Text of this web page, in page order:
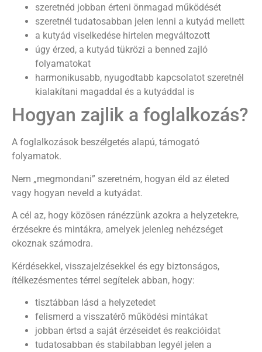
szeretnéd jobban érteni önmagad működését
szeretnél tudatosabban jelen lenni a kutyád mellett
a kutyád viselkedése hirtelen megváltozott
úgy érzed, a kutyád tükrözi a benned zajló
folyamatokat
harmonikusabb, nyugodtabb kapcsolatot szeretnél
kialakítani magaddal és a kutyáddal is
Hogyan zajlik a foglalkozás?
A foglalkozások beszélgetés alapú, támogató
folyamatok.
Nem „megmondani” szeretném, hogyan éld az életed
vagy hogyan neveld a kutyádat.
A cél az, hogy közösen ránézzünk azokra a helyzetekre,
érzésekre és mintákra, amelyek jelenleg nehézséget
okoznak számodra.
Kérdésekkel, visszajelzésekkel és egy biztonságos,
ítélkezésmentes térrel segítelek abban, hogy:
tisztábban lásd a helyzetedet
felismerd a visszatérő működési mintákat
jobban értsd a saját érzéseidet és reakcióidat
tudatosabban és stabilabban legyél jelen a